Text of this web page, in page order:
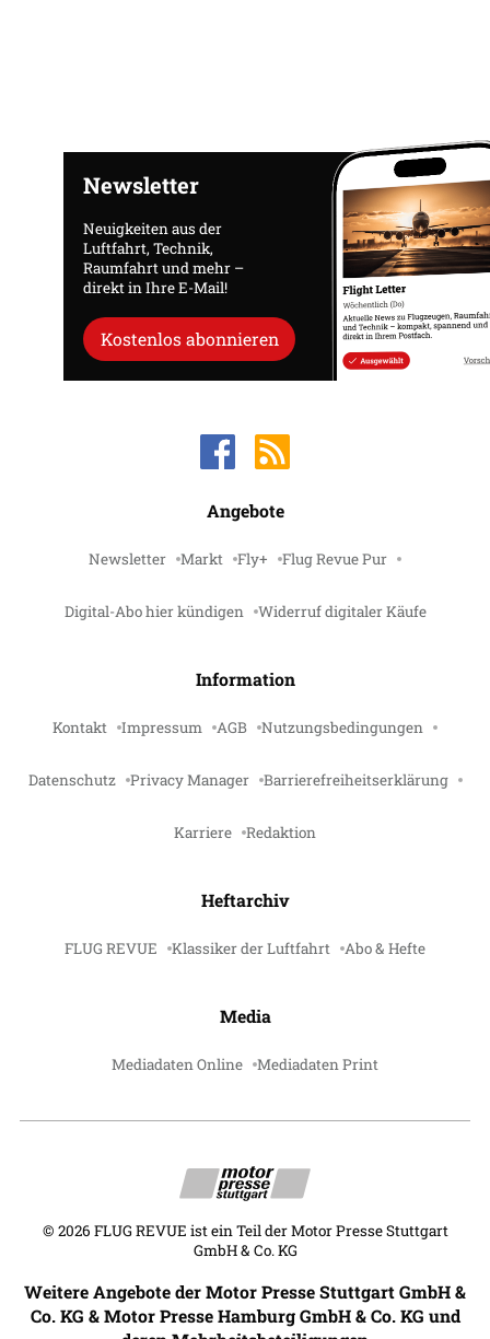
Newsletter
Neuigkeiten aus der
Luftfahrt, Technik,
Raumfahrt und mehr –
direkt in Ihre E-Mail!
Kostenlos abonnieren
Angebote
Newsletter Markt Fly+ Flug Revue Pur
Digital-Abo hier kündigen Widerruf digitaler Käufe
Information
Kontakt Impressum AGB Nutzungsbedingungen
Datenschutz Privacy Manager Barrierefreiheitserklärung
Karriere Redaktion
Heftarchiv
FLUG REVUE Klassiker der Luftfahrt Abo & Hefte
Media
Mediadaten Online Mediadaten Print
© 2026 FLUG REVUE ist ein Teil der Motor Presse Stuttgart
GmbH & Co. KG
Weitere Angebote der Motor Presse Stuttgart GmbH &
Co. KG & Motor Presse Hamburg GmbH & Co. KG und